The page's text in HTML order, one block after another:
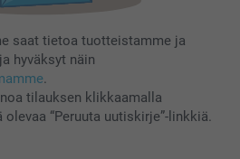
saat tietoa tuotteistamme ja
hyväksyt näin
.
tilauksen klikkaamalla
“Peruuta uutiskirje”-linkkiä.